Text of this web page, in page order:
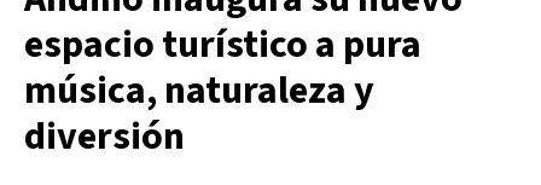
espacio turístico a pura
música, naturaleza y
diversión